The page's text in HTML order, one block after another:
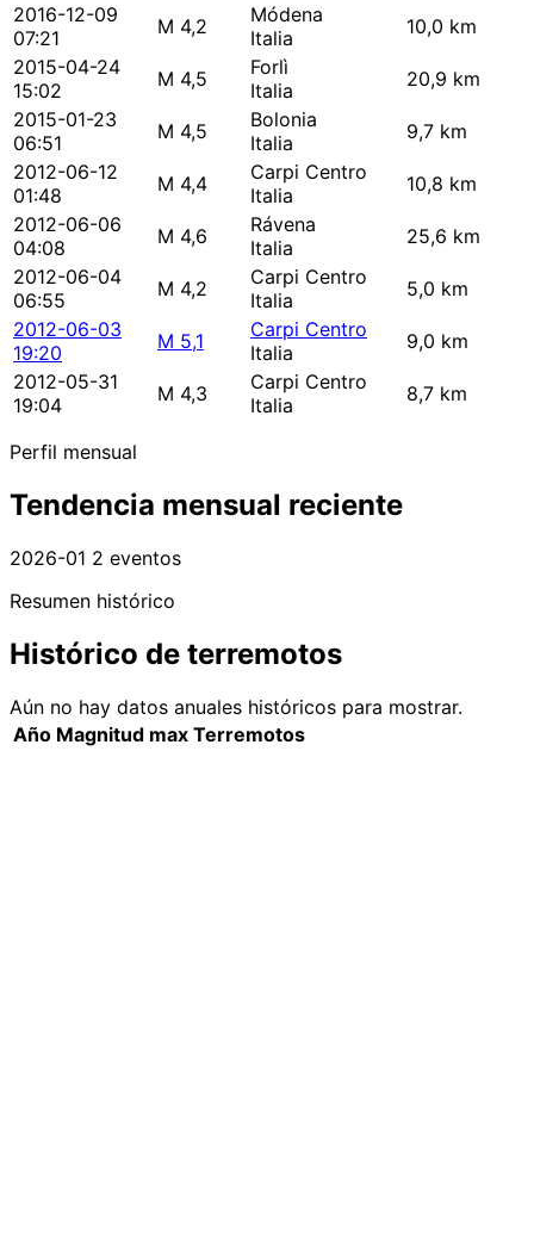
2016-12-09
07:21
M 4,2
Módena
Italia
10,0 km
2015-04-24
15:02
M 4,5
Forlì
Italia
20,9 km
2015-01-23
06:51
M 4,5
Bolonia
Italia
9,7 km
2012-06-12
01:48
M 4,4
Carpi Centro
Italia
10,8 km
2012-06-06
04:08
M 4,6
Rávena
Italia
25,6 km
2012-06-04
06:55
M 4,2
Carpi Centro
Italia
5,0 km
2012-06-03
19:20
M 5,1
Carpi Centro
Italia
9,0 km
2012-05-31
19:04
M 4,3
Carpi Centro
Italia
8,7 km
Perfil mensual
Tendencia mensual reciente
2026-01 2 eventos
Resumen histórico
Histórico de terremotos
Aún no hay datos anuales históricos para mostrar.
Año Magnitud max Terremotos